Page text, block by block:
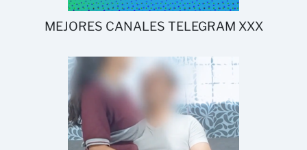
MEJORES CANALES TELEGRAM XXX